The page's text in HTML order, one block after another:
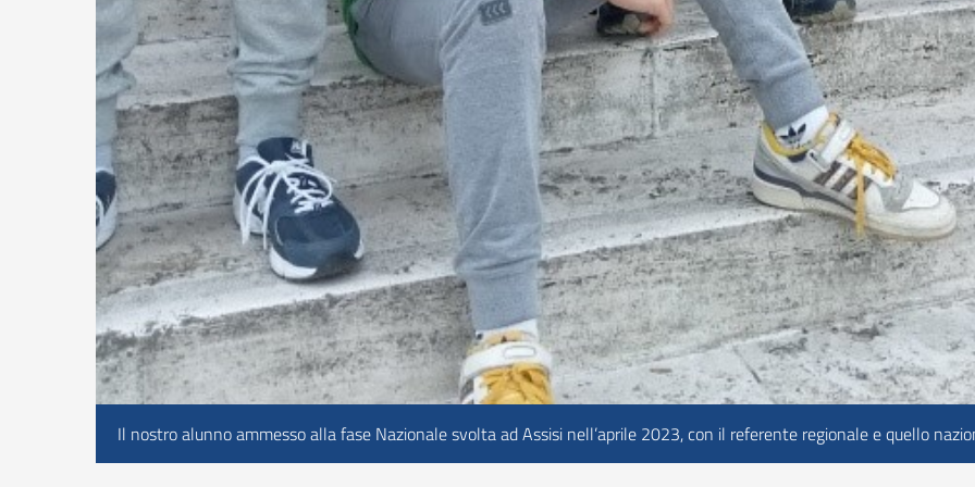
Il nostro alunno ammesso alla fase Nazionale svolta ad Assisi nell’aprile 2023, con il referente regionale e quello